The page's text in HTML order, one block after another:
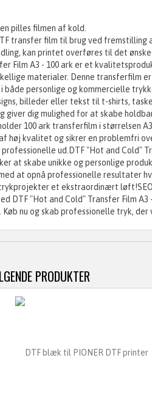
pilles filmen af kold.
transfer film til brug ved
kan printet overføres til det
Film A3 - 100 ark er et
materialer. Denne transferfilm
personlige og kommercielle
billeder eller tekst til t-shirts,
giver dig mulighed for at skabe
100 ark transferfilm i størrelsen
høj kvalitet og sikrer en problemfri
ud.DTF "Hot and Cold"
at skabe unikke og personlige
at opnå professionelle resultater
trykprojekter et ekstraordinært
DTF "Hot and Cold" Transfer Film A3
nu og skab professionelle tryk, der
PRODUKTER